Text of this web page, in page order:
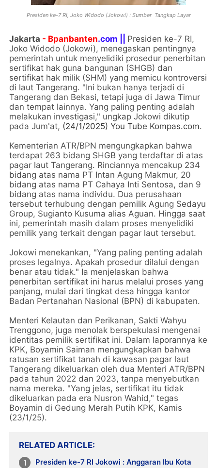
Presiden ke-7 RI, Joko Widodo (Jokowi) : Sumber Tangkap Layar
Jakarta - Bpanbanten.com || Presiden ke-7 RI,
Joko Widodo (Jokowi), menegaskan pentingnya
pemerintah untuk menyelidiki prosedur penerbitan
sertifikat hak guna bangunan (SHGB) dan
sertifikat hak milik (SHM) yang memicu kontroversi
di laut Tangerang. "Ini bukan hanya terjadi di
Tangerang dan Bekasi, tetapi juga di Jawa Timur
dan tempat lainnya. Yang paling penting adalah
melakukan investigasi," ungkap Jokowi dikutip
pada Jum'at, (24/1/2025) You Tube Kompas.com.
Kementerian ATR/BPN mengungkapkan bahwa
terdapat 263 bidang SHGB yang terdaftar di atas
pagar laut Tangerang. Rinciannya mencakup 234
bidang atas nama PT Intan Agung Makmur, 20
bidang atas nama PT Cahaya Inti Sentosa, dan 9
bidang atas nama individu. Dua perusahaan
tersebut terhubung dengan pemilik Agung Sedayu
Group, Sugianto Kusuma alias Aguan. Hingga saat
ini, pemerintah masih dalam proses menyelidiki
pemilik yang terkait dengan pagar laut tersebut.
Jokowi menekankan, "Yang paling penting adalah
proses legalnya. Apakah prosedur dilalui dengan
benar atau tidak." Ia menjelaskan bahwa
penerbitan sertifikat ini harus melalui proses yang
panjang, mulai dari tingkat desa hingga kantor
Badan Pertanahan Nasional (BPN) di kabupaten.
Menteri Kelautan dan Perikanan, Sakti Wahyu
Trenggono, juga menolak berspekulasi mengenai
identitas pemilik sertifikat ini. Dalam laporannya ke
KPK, Boyamin Saiman mengungkapkan bahwa
ratusan sertifikat tanah di kawasan pagar laut
Tangerang dikeluarkan oleh dua Menteri ATR/BPN
pada tahun 2022 dan 2023, tanpa menyebutkan
nama mereka. "Yang jelas, sertifikat itu tidak
dikeluarkan pada era Nusron Wahid," tegas
Boyamin di Gedung Merah Putih KPK, Kamis
(23/1/25).
RELATED ARTICLE
Presiden ke-7 RI Jokowi : Anggaran Ibu Kota